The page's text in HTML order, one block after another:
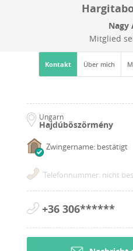
Nagy
Mitglied
Kontakt Über mich
Ungarn
Hajdúböszörmény
Zwingername: bestätigt
Telefonnummer: nicht
+36 306******